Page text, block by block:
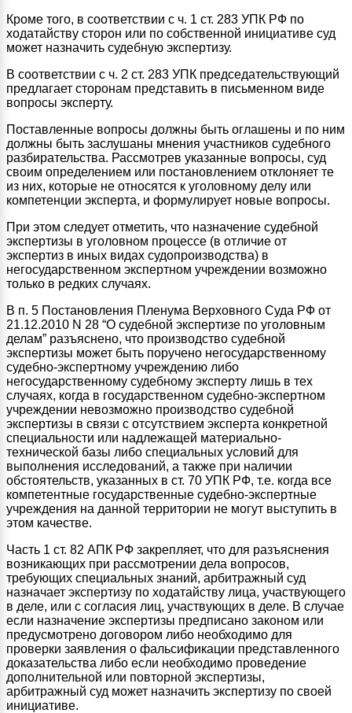
Кроме того, в соответствии с ч. 1 ст. 283 УПК РФ по
ходатайству сторон или по собственной инициативе суд
может назначить судебную экспертизу.
В соответствии с ч. 2 ст. 283 УПК председательствующий
предлагает сторонам представить в письменном виде
вопросы эксперту.
Поставленные вопросы должны быть оглашены и по ним
должны быть заслушаны мнения участников судебного
разбирательства. Рассмотрев указанные вопросы, суд
своим определением или постановлением отклоняет те
из них, которые не относятся к уголовному делу или
компетенции эксперта, и формулирует новые вопросы.
При этом следует отметить, что назначение судебной
экспертизы в уголовном процессе (в отличие от
экспертиз в иных видах судопроизводства) в
негосударственном экспертном учреждении возможно
только в редких случаях.
В п. 5 Постановления Пленума Верховного Суда РФ от
21.12.2010 N 28 “О судебной экспертизе по уголовным
делам” разъяснено, что производство судебной
экспертизы может быть поручено негосударственному
судебно-экспертному учреждению либо
негосударственному судебному эксперту лишь в тех
случаях, когда в государственном судебно-экспертном
учреждении невозможно производство судебной
экспертизы в связи с отсутствием эксперта конкретной
специальности или надлежащей материально-
технической базы либо специальных условий для
выполнения исследований, а также при наличии
обстоятельств, указанных в ст. 70 УПК РФ, т.е. когда все
компетентные государственные судебно-экспертные
учреждения на данной территории не могут выступить в
этом качестве.
Часть 1 ст. 82 АПК РФ закрепляет, что для разъяснения
возникающих при рассмотрении дела вопросов,
требующих специальных знаний, арбитражный суд
назначает экспертизу по ходатайству лица, участвующего
в деле, или с согласия лиц, участвующих в деле. В случае
если назначение экспертизы предписано законом или
предусмотрено договором либо необходимо для
проверки заявления о фальсификации представленного
доказательства либо если необходимо проведение
дополнительной или повторной экспертизы,
арбитражный суд может назначить экспертизу по своей
инициативе.